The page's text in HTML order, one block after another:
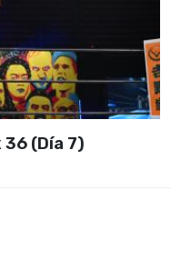
36 (Día 7)